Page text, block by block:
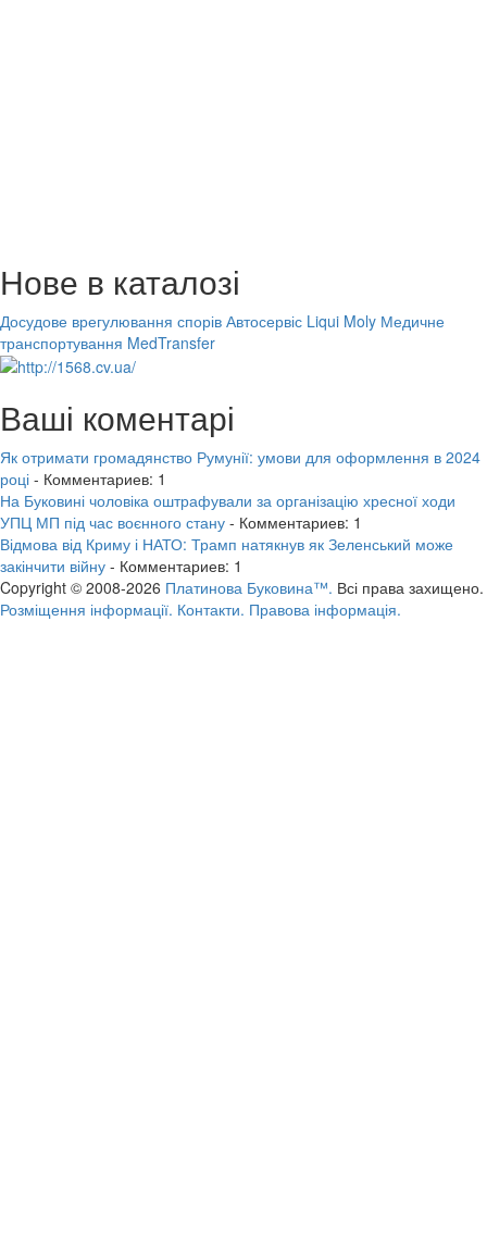
Нове в каталозі
Досудове врегулювання спорів Автосервіс Liqui Moly Медичне
транспортування MedTransfer
Ваші коментарі
Як отримати громадянство Румунії: умови для оформлення в 2024
році - Комментариев: 1
На Буковині чоловіка оштрафували за організацію хресної ходи
УПЦ МП під час воєнного стану - Комментариев: 1
Відмова від Криму і НАТО: Трамп натякнув як Зеленський може
закінчити війну - Комментариев: 1
Copyright © 2008-2026 Платинова Буковина™. Всі права захищено.
Розміщення інформації. Контакти. Правова інформація.